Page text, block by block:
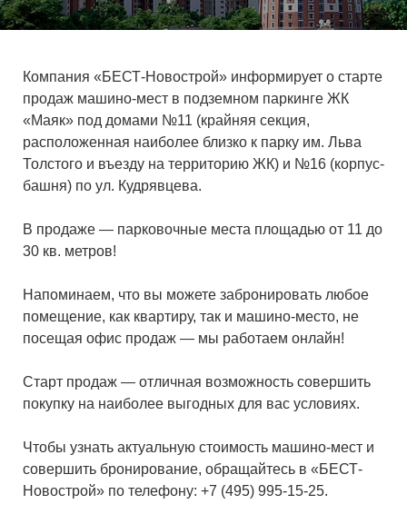
Компания «БЕСТ-Новострой» информирует о старте
продаж машино-мест в подземном паркинге ЖК
«Маяк» под домами №11 (крайняя секция,
расположенная наиболее близко к парку им. Льва
Толстого и въезду на территорию ЖК) и №16 (корпус-
башня) по ул. Кудрявцева.
В продаже — парковочные места площадью от 11 до
30 кв. метров!
Напоминаем, что вы можете забронировать любое
помещение, как квартиру, так и машино-место, не
посещая офис продаж — мы работаем онлайн!
Старт продаж — отличная возможность совершить
покупку на наиболее выгодных для вас условиях.
Чтобы узнать актуальную стоимость машино-мест и
совершить бронирование, обращайтесь в «БЕСТ-
Новострой» по телефону: +7 (495) 995-15-25.